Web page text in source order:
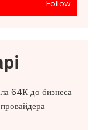
Follow
64К до бизнеса